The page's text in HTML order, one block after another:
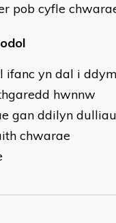
pob cyfle
yn dal i
hwnnw
gan ddilyn
chwarae